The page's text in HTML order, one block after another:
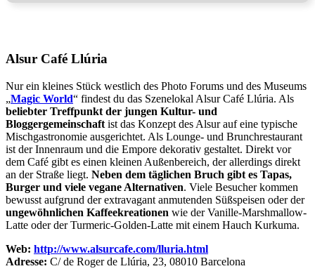
Alsur Café Llúria
Nur ein kleines Stück westlich des Photo Forums und des Museums
„Magic World“ findest du das Szenelokal Alsur Café Llúria. Als
beliebter Treffpunkt der jungen Kultur- und
Bloggergemeinschaft ist das Konzept des Alsur auf eine typische
Mischgastronomie ausgerichtet. Als Lounge- und Brunchrestaurant
ist der Innenraum und die Empore dekorativ gestaltet. Direkt vor
dem Café gibt es einen kleinen Außenbereich, der allerdings direkt
an der Straße liegt. Neben dem täglichen Bruch gibt es Tapas,
Burger und viele vegane Alternativen. Viele Besucher kommen
bewusst aufgrund der extravagant anmutenden Süßspeisen oder der
ungewöhnlichen Kaffeekreationen wie der Vanille-Marshmallow-
Latte oder der Turmeric-Golden-Latte mit einem Hauch Kurkuma.
Web: http://www.alsurcafe.com/lluria.html
Adresse: C/ de Roger de Llúria, 23, 08010 Barcelona